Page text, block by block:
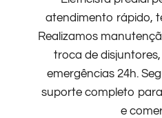
atendimento rápido,
Realizamos
troca de
emergências 24h.
suporte completo
e